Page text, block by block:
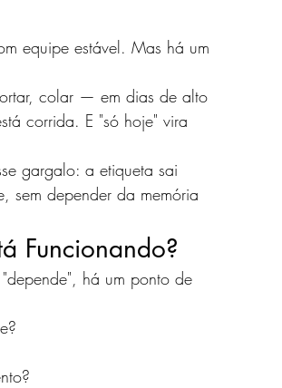
equipe estável. Mas há um
colar — em dias de alto
corrida. E "só hoje" vira
gargalo: a etiqueta sai
sem depender da memória
Funcionando?
há um ponto de